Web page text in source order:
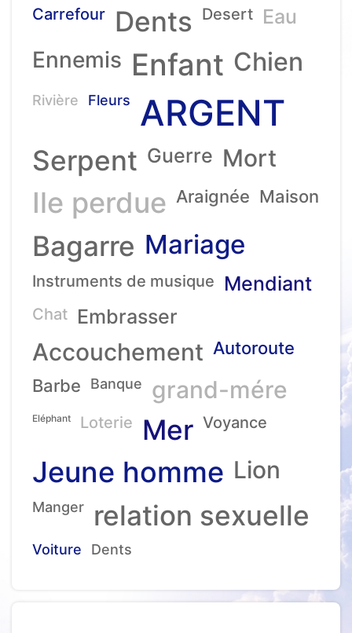
Carrefour Dents Desert Eau
Ennemis Enfant Chien
Rivière Fleurs ARGENT
Serpent Guerre Mort
Ile perdue Araignée Maison
Bagarre Mariage
Instruments de musique Mendiant
Chat Embrasser
Accouchement Autoroute
Barbe
Banque grand-mére
Eléphant Loterie Mer Voyance
Jeune homme Lion
Manger relation sexuelle
Voiture Dents